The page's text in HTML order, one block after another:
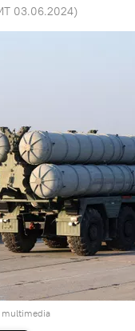
03.06.2024)
multimedia